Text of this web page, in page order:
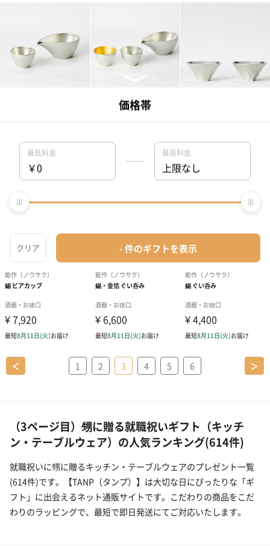
＜ 1 2 3 4 5 6 ＞
（3ページ目）甥に贈る就職祝いギフト（キッチ
ン・テーブルウェア）の人気ランキング(614件)
就職祝いに甥に贈るキッチン・テーブルウェアのプレゼント一覧
(614件)です。【TANP（タンプ）】は大切な日にぴったりな「ギ
フト」に出会えるネット通販サイトです。こだわりの商品をこだ
わりのラッピングで、最短で即日発送にてご対応いたします。